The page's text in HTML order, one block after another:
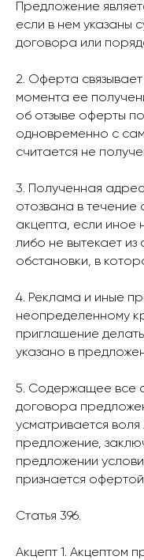
Предложение
если в нем указаны
договора или
2. Оферта
момента ее
об отзыве оферты
одновременно с
считается не
3. Полученная
отозвана в течение
акцепта, если иное
либо не вытекает
обстановки, в
4. Реклама и иные
неопределенному
приглашение
указано в
5. Содержащее все
договора
усматривается
предложение,
предложении
признается
Статья 396.
Акцепт 1. Акцептом